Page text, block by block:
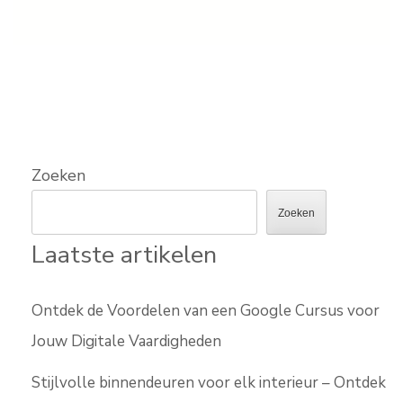
Zoeken
Zoeken
Laatste artikelen
Ontdek de Voordelen van een Google Cursus voor
Jouw Digitale Vaardigheden
Stijlvolle binnendeuren voor elk interieur – Ontdek